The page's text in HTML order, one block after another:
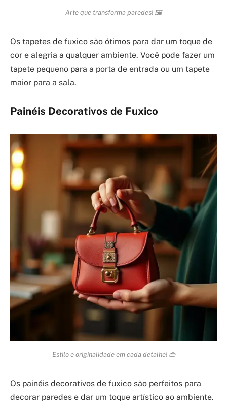
Arte que transforma paredes! 🖼️
Os tapetes de fuxico são ótimos para dar um toque de
cor e alegria a qualquer ambiente. Você pode fazer um
tapete pequeno para a porta de entrada ou um tapete
maior para a sala.
Painéis Decorativos de Fuxico
Estilo e originalidade em cada detalhe! 👜
Os painéis decorativos de fuxico são perfeitos para
decorar paredes e dar um toque artístico ao ambiente.